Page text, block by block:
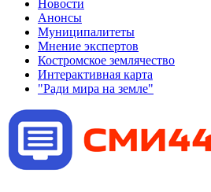
Новости
Анонсы
Муниципалитеты
Мнение экспертов
Костромское землячество
Интерактивная карта
"Ради мира на земле"